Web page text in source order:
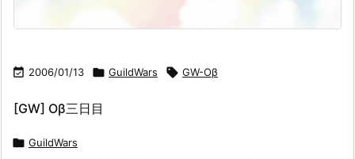
 2006/01/13  GuildWars  GW-Oβ
[GW] Oβ三日目
 GuildWars